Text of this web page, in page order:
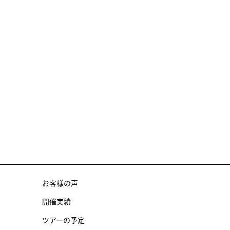
お客様の声
開催実績
ツアーの予定